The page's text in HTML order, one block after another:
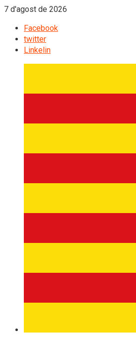
7 d'agost de 2026
Facebook
twitter
Linkelin